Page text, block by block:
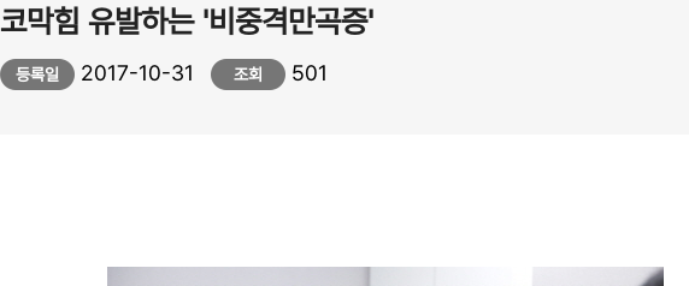
코막힘 유발하는 '비중격만곡증'
등록일 2017-10-31 조회 501